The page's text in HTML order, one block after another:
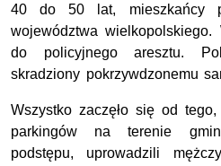
40 do 50 lat, mieszkańcy
województwa wielkopolskiego.
do policyjnego aresztu.
skradziony pokrzywdzonemu
Wszystko zaczęło się od
parkingów na terenie
podstępu, uprowadzili